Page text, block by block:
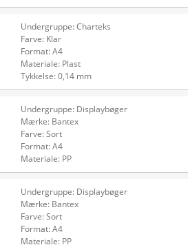
Undergruppe: Charteks
Farve: Klar
Format: A4
Materiale: Plast
Tykkelse: 0,14 mm
Undergruppe: Displaybøger
Mærke: Bantex
Farve: Sort
Format: A4
Materiale: PP
Undergruppe: Displaybøger
Mærke: Bantex
Farve: Sort
Format: A4
Materiale: PP